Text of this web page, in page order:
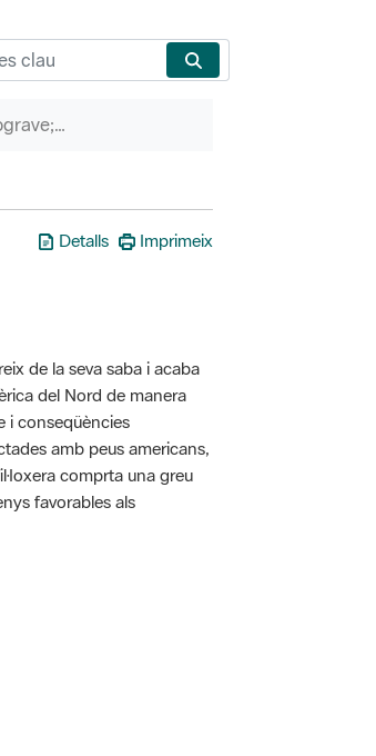
P&agrave;gines &ograve;rfenes
Detalls Imprimeix
de la seva saba i acaba
del Nord de manera
i conseqüències
amb peus americans,
comprta una greu
favorables als